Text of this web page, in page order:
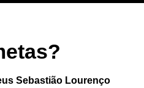
Sebastião Lourenço